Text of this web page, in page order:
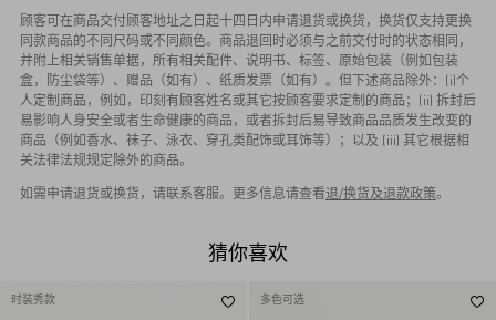
顾客可在商品交付顾客地址之日起十四日内申请退货或换货，换货仅支持更换
同款商品的不同尺码或不同颜色。商品退回时必须与之前交付时的状态相同，
并附上相关销售单据，所有相关配件、说明书、标签、原始包装（例如包装
盒，防尘袋等）、赠品（如有）、纸质发票（如有）。但下述商品除外：(i)个
人定制商品，例如，印刻有顾客姓名或其它按顾客要求定制的商品；(ii) 拆封后
易影响人身安全或者生命健康的商品，或者拆封后易导致商品品质发生改变的
商品（例如香水、袜子、泳衣、穿孔类配饰或耳饰等）；以及 (iii) 其它根据相
关法律法规规定除外的商品。
如需申请退货或换货，请联系客服。更多信息请查看退/换货及退款政策。
猜你喜欢
时装秀款 多色可选